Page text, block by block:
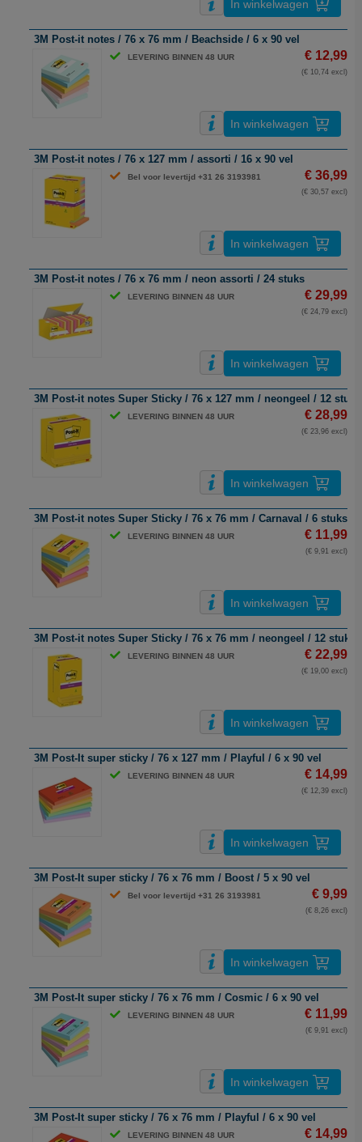
In winkelwagen
3M Post-it notes / 76 x 76 mm / Beachside / 6 x 90 vel
LEVERING BINNEN 48 UUR € 12,99
(€ 10,74 excl)
In winkelwagen
3M Post-it notes / 76 x 127 mm / assorti / 16 x 90 vel
Bel voor levertijd +31 26 3193981 € 36,99
(€ 30,57 excl)
In winkelwagen
3M Post-it notes / 76 x 76 mm / neon assorti / 24 stuks
LEVERING BINNEN 48 UUR € 29,99
(€ 24,79 excl)
In winkelwagen
3M Post-it notes Super Sticky / 76 x 127 mm / neongeel / 12 stuks
LEVERING BINNEN 48 UUR € 28,99
(€ 23,96 excl)
In winkelwagen
3M Post-it notes Super Sticky / 76 x 76 mm / Carnaval / 6 stuks
LEVERING BINNEN 48 UUR € 11,99
(€ 9,91 excl)
In winkelwagen
3M Post-it notes Super Sticky / 76 x 76 mm / neongeel / 12 stuks
LEVERING BINNEN 48 UUR € 22,99
(€ 19,00 excl)
In winkelwagen
3M Post-It super sticky / 76 x 127 mm / Playful / 6 x 90 vel
LEVERING BINNEN 48 UUR € 14,99
(€ 12,39 excl)
In winkelwagen
3M Post-It super sticky / 76 x 76 mm / Boost / 5 x 90 vel
Bel voor levertijd +31 26 3193981 € 9,99
(€ 8,26 excl)
In winkelwagen
3M Post-It super sticky / 76 x 76 mm / Cosmic / 6 x 90 vel
LEVERING BINNEN 48 UUR € 11,99
(€ 9,91 excl)
In winkelwagen
3M Post-It super sticky / 76 x 76 mm / Playful / 6 x 90 vel
LEVERING BINNEN 48 UUR € 14,99